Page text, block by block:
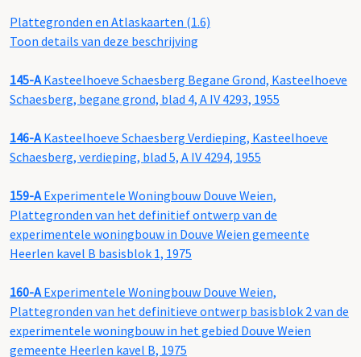
Plattegronden en Atlaskaarten (1.6)
Toon details van deze beschrijving
145-AKasteelhoeve Schaesberg Begane Grond, Kasteelhoeve
Schaesberg, begane grond, blad 4, A IV 4293, 1955
146-AKasteelhoeve Schaesberg Verdieping, Kasteelhoeve
Schaesberg, verdieping, blad 5, A IV 4294, 1955
159-AExperimentele Woningbouw Douve Weien,
Plattegronden van het definitief ontwerp van de
experimentele woningbouw in Douve Weien gemeente
Heerlen kavel B basisblok 1, 1975
160-AExperimentele Woningbouw Douve Weien,
Plattegronden van het definitieve ontwerp basisblok 2 van de
experimentele woningbouw in het gebied Douve Weien
gemeente Heerlen kavel B, 1975